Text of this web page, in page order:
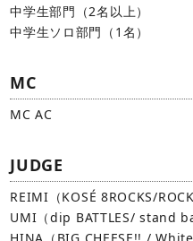
中学生部門（2名以上）
中学生ソロ部門（1名）
MC
MC AC
JUDGE
REIMI（KOSÉ 8ROCKS/ROCK
UMI（dip BATTLES/ stand